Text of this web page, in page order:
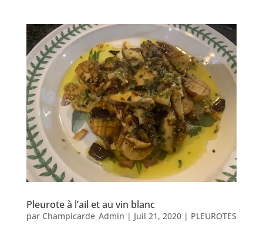
Pleurote à l’ail et au vin blanc
par Champicarde_Admin | Juil 21, 2020| PLEUROTES